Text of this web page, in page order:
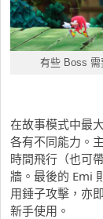
有些 Boss 需
在故事模式中最
各有不同能力。
時間飛行（也可
牆。最後的 Emi
用錘子攻擊，亦
新手使用。